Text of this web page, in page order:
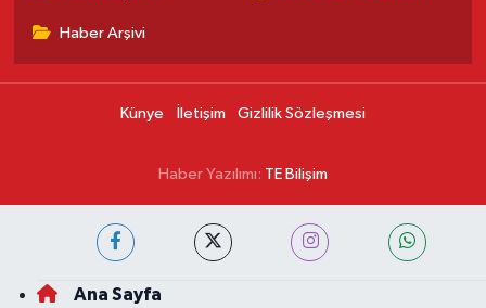
Haber Arşivi
Künye İletişim Gizlilik Sözleşmesi
Haber Yazılımı: TE Bilişim
Ana Sayfa